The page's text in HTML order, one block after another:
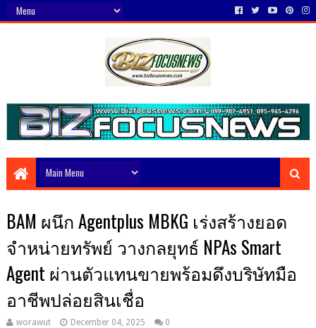
BAM ผนึก Agentplus MBKG เร่งสร้างยอด
จำหน่ายทรัพย์ วางกลยุทธ์ NPAs Smart
Agent ผ่านตัวแทนขายพร้อมดึงบริษัทมือ
อาชีพปล่อยสินเชื่อ
worawut December 04, 2025 0